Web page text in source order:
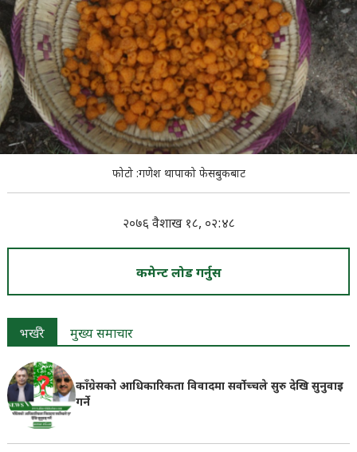
फोटो :गणेश थापाको फेसबुकबाट
२०७६ वैशाख १८, ०२:४८
कमेन्ट लोड गर्नुस
भर्खरै मुख्य समाचार
काँग्रेसको आधिकारिकता विवादमा सर्वोच्चले सुरु देखि सुनुवाइ
गर्ने